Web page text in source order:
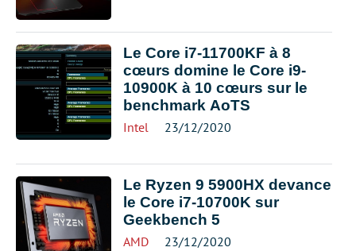
Le Core i7-11700KF à 8
cœurs domine le Core i9-
10900K à 10 cœurs sur le
benchmark AoTS
Intel 23/12/2020
Le Ryzen 9 5900HX devance
le Core i7-10700K sur
Geekbench 5
AMD 23/12/2020